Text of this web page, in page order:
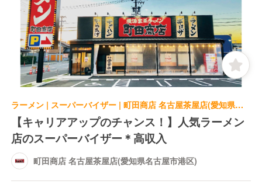
ラーメン | スーパーバイザー | 町田商店 名古屋茶屋店(愛知県名古屋市港区)
【キャリアアップのチャンス！】人気ラーメン
店のスーパーバイザー＊高収入
町田商店 名古屋茶屋店(愛知県名古屋市港区)